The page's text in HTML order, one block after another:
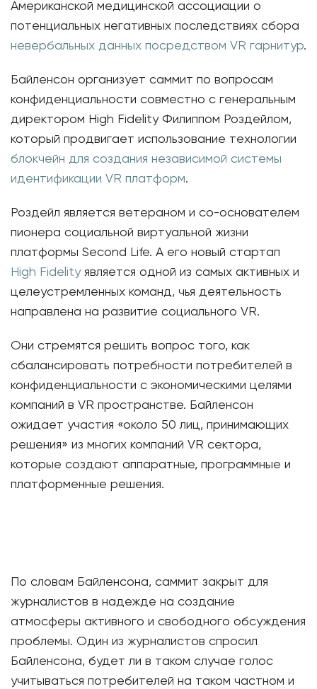
Американской медицинской ассоциации о
потенциальных негативных последствиях сбора
невербальных данных посредством VR гарнитур.
Байленсон организует саммит по вопросам
конфиденциальности совместно с генеральным
директором High Fidelity Филиппом Роздейлом,
который продвигает использование технологии
блокчейн для создания независимой системы
идентификации VR платформ.
Роздейл является ветераном и со-основателем
пионера социальной виртуальной жизни
платформы Second Life. А его новый стартап
High Fidelityявляется одной из самых активных и
целеустремленных команд, чья деятельность
направлена на развитие социального VR.
Они стремятся решить вопрос того, как
сбалансировать потребности потребителей в
конфиденциальности с экономическими целями
компаний в VR пространстве. Байленсон
ожидает участия «около 50 лиц, принимающих
решения» из многих компаний VR сектора,
которые создают аппаратные, программные и
платформенные решения.
По словам Байленсона, саммит закрыт для
журналистов в надежде на создание
атмосферы активного и свободного обсуждения
проблемы. Один из журналистов спросил
Байленсона, будет ли в таком случае голос
учитываться потребителей на таком частном и